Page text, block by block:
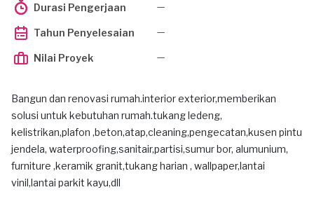
Durasi Pengerjaan —
Tahun Penyelesaian —
Nilai Proyek —
Bangun dan renovasi rumah.interior exterior,memberikan
solusi untuk kebutuhan rumah.tukang ledeng,
kelistrikan,plafon ,beton,atap,cleaning,pengecatan,kusen pintu
jendela, waterproofing,sanitair,partisi,sumur bor, alumunium,
furniture ,keramik granit,tukang harian , wallpaper,lantai
vinil,lantai parkit kayu,dll